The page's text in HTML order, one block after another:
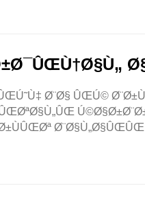
Ø¨Ø§ ÛŒÚ©